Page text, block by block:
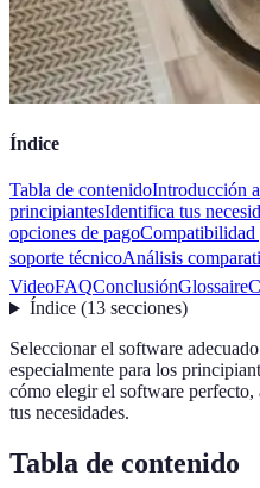
Índice
Tabla de contenidoIntroducción
principiantesIdentifica tus
opciones de pagoCompatibilidad
soporte técnicoAnálisis
VideoFAQConclusiónGlossaire
Índice(13 secciones)
Seleccionar el software
especialmente para los
cómo elegir el software perfecto,
tus necesidades.
Tabla de contenido